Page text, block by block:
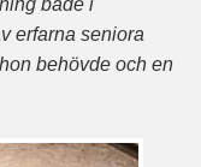
erfarna seniora
behövde och en